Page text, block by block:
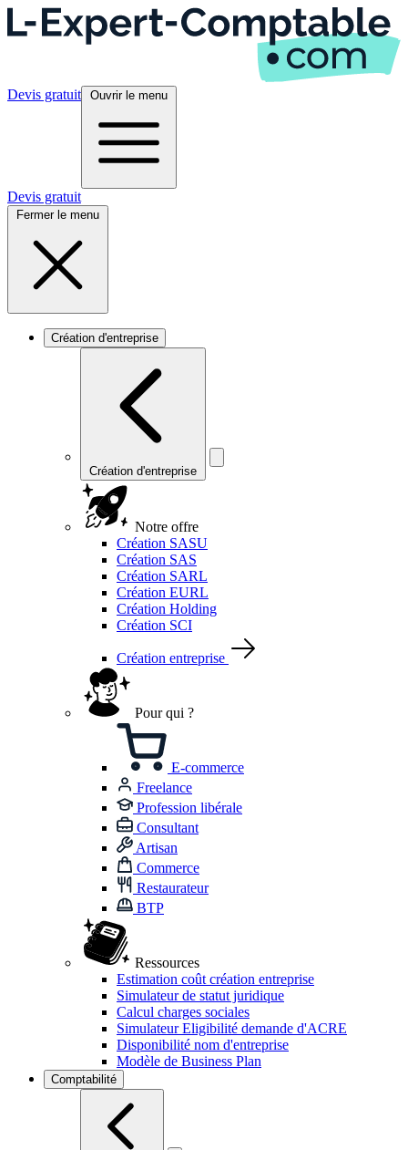
Devis gratuit Ouvrir le menu
Devis gratuit
Fermer le menu
Création d'entreprise
Création d'entreprise
Notre offre
Création SASU
Création SAS
Création SARL
Création EURL
Création Holding
Création SCI
Création entreprise
Pour qui ?
E-commerce
Freelance
Profession libérale
Consultant
Artisan
Commerce
Restaurateur
BTP
Ressources
Estimation coût création entreprise
Simulateur de statut juridique
Calcul charges sociales
Simulateur Eligibilité demande d'ACRE
Disponibilité nom d'entreprise
Modèle de Business Plan
Comptabilité